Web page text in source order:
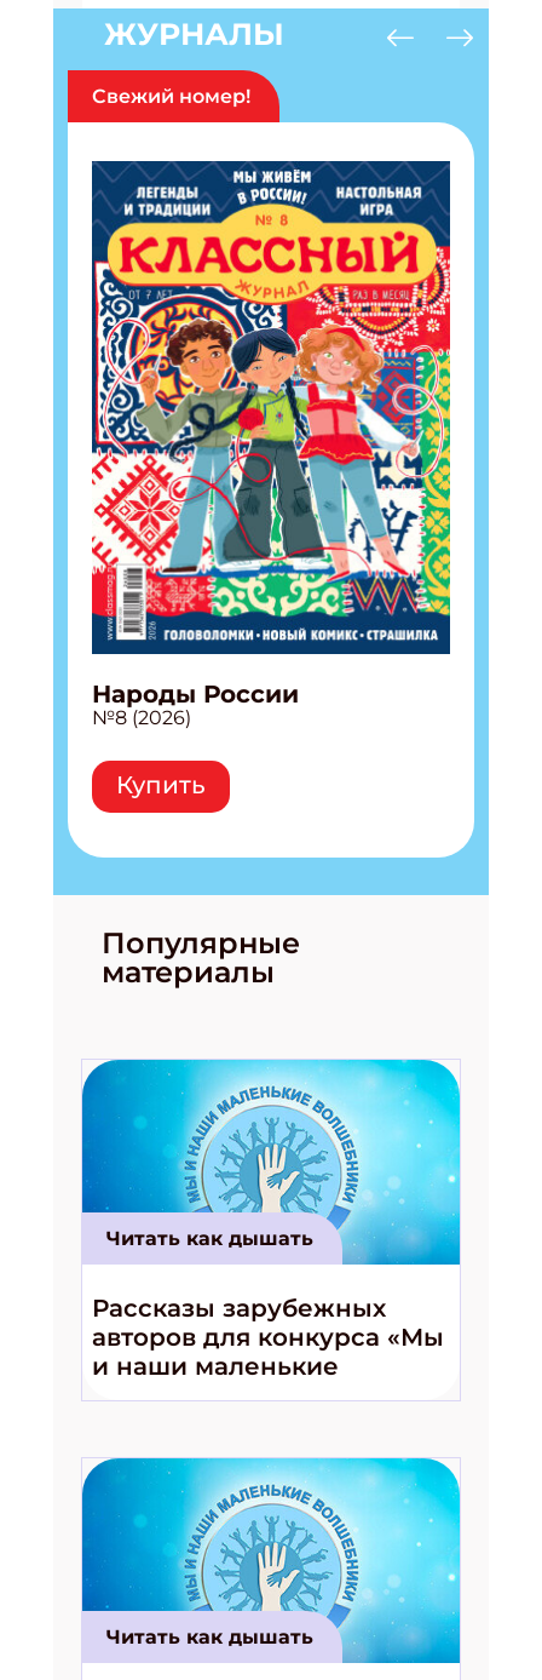
ЖУРНАЛЫ
Свежий номер!
Народы России
№8 (2026)
Купить
Популярные
материалы
Читать как дышать
Рассказы зарубежных
авторов для конкурса «Мы
и наши маленькие
волшебники!»
Читать как дышать